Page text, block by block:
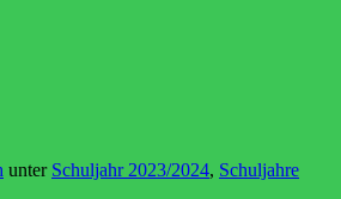
unter Schuljahr 2023/2024, Schuljahre